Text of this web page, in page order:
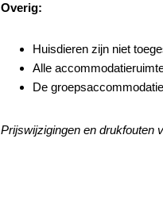
Overig:
Huisdieren zijn niet
Alle
De
Prijswijzigingen en drukfouten